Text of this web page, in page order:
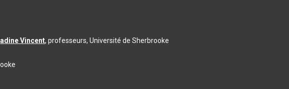
Vincent, professeurs, Université de Sherbrooke